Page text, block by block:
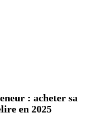
: acheter sa
en 2025